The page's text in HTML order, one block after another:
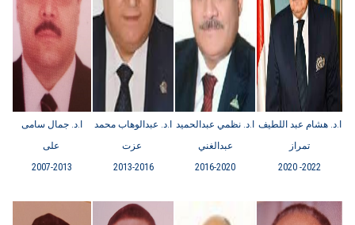
ا.د. جمال سامى
2007-2013
ا.د. عبدالوهاب محمد
2013-2016
ا.د. نظمي عبدالحميد
عبدالغني
2016-2020
ا.د. هشام عبد اللطيف
تمراز
2020 -2022